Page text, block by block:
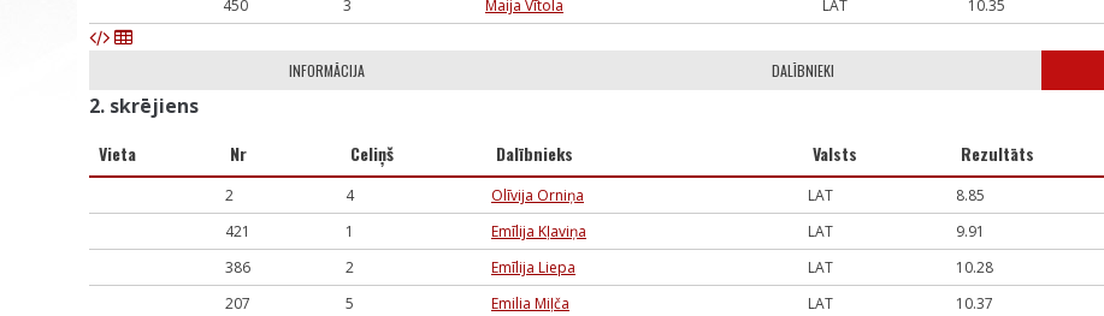
450
3 Maija Vītola LAT 10.35
INFORMĀCIJA DALĪBNIEKI
2. skrējiens
Vieta Nr Celiņš Dalībnieks Valsts Rezultāts
2 4 Olīvija Orniņa LAT
8.85
421
1 Emīlija Kļaviņa LAT
9.91
386
2 Emīlija Liepa LAT
10.28
207
5 Emilia Miļča LAT
10.37